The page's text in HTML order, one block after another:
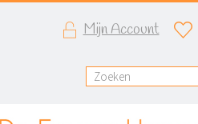
Mijn Account